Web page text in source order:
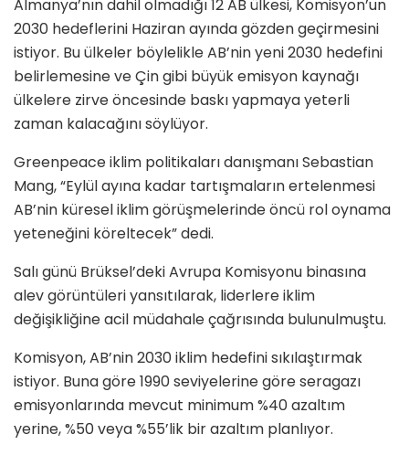
Almanya’nın dahil olmadığı 12 AB ülkesi, Komisyon’un
2030 hedeflerini Haziran ayında gözden geçirmesini
istiyor. Bu ülkeler böylelikle AB’nin yeni 2030 hedefini
belirlemesine ve Çin gibi büyük emisyon kaynağı
ülkelere zirve öncesinde baskı yapmaya yeterli
zaman kalacağını söylüyor.
Greenpeace iklim politikaları danışmanı Sebastian
Mang, “Eylül ayına kadar tartışmaların ertelenmesi
AB’nin küresel iklim görüşmelerinde öncü rol oynama
yeteneğini köreltecek” dedi.
Salı günü Brüksel’deki Avrupa Komisyonu binasına
alev görüntüleri yansıtılarak, liderlere iklim
değişikliğine acil müdahale çağrısında bulunulmuştu.
Komisyon, AB’nin 2030 iklim hedefini sıkılaştırmak
istiyor. Buna göre 1990 seviyelerine göre seragazı
emisyonlarında mevcut minimum %40 azaltım
yerine, %50 veya %55’lik bir azaltım planlıyor.